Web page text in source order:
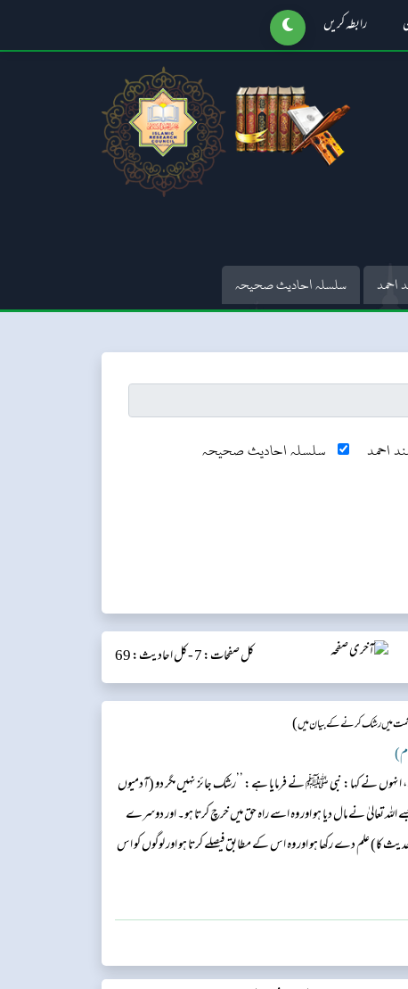
رابطہ کریں
احمد سلسلہ احادیث صحیحہ
احمد
سلسلہ احادیث صحیحہ
کل صفحات: 7 - کل احادیث: 69
میں رشک کرنے کے بیان میں)
نے کہا: نبی ﷺ نے فرمایا ہے: ’’رشک جائز نہیں مگر دو (آدمیوں
تعالیٰ نے مال دیا ہو اور وہ اسے راہ حق میں خرچ کرتا ہو۔ اور دوسرے
علم دے رکھا ہو اور وہ اس کے مطابق فیصلے کرتا ہو اور لوگوں کو اس